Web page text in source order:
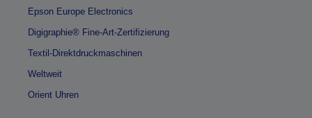
Epson Europe Electronics
Digigraphie® Fine-Art-Zertifizierung
Textil-Direktdruckmaschinen
Weltweit
Orient Uhren